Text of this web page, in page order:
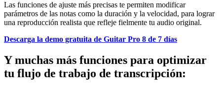
Las funciones de ajuste más precisas te permiten modificar
parámetros de las notas como la duración y la velocidad, para lograr
una reproducción realista que refleje fielmente tu audio original.
Descarga la demo gratuita de Guitar Pro 8 de 7 días
Y muchas más funciones para optimizar
tu flujo de trabajo de transcripción: